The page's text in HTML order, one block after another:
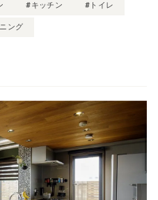
#キッチン #トイレ
ング